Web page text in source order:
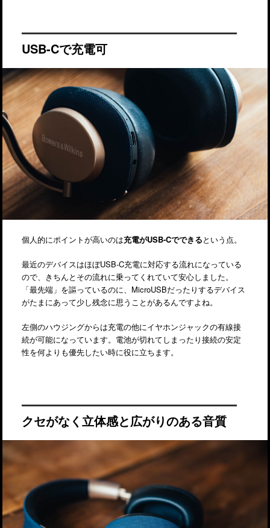
USB-Cで充電可
個人的にポイントが高いのは充電がUSB-Cでできるという点。
最近のデバイスはほぼUSB-C充電に対応する流れになっている
ので、きちんとその流れに乗ってくれていて安心しました。
「最先端」を謳っているのに、MicroUSBだったりするデバイス
がたまにあって少し残念に思うことがあるんですよね。
左側のハウジングからは充電の他にイヤホンジャックの有線接
続が可能になっています。電池が切れてしまったり接続の安定
性を何よりも優先したい時に役に立ちます。
クセがなく立体感と広がりのある音質